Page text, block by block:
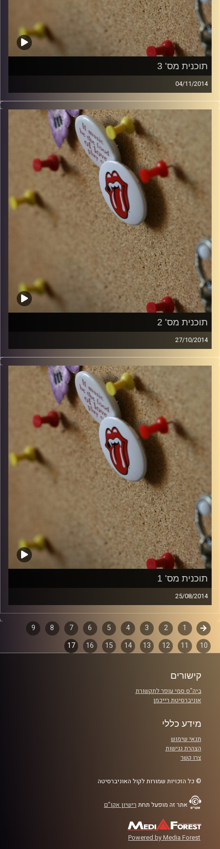
תוכנית מס' 3
04/11/2014
קלאסיקות רוק עם אורן הוף.
włodi
תוכנית מס' 2
27/10/2014
קלאסיקות רוק עם אורן הוף.
włodi
תוכנית מס' 1
25/08/2014
קלאסיקות רוק עם אורן הוף.
קרדיט תמונות:włodi
דפדוף
פרקים
קודם 1
2
3
4
5
6
7
8
9
10
11
12
13
14
15
16
17
קישורים
ביה"ס סמי עופר לתקשורת
אוניברסיטת רייכמן
מידע כללי
תנאי שימוש
הצהרת נגישות
צרו קשר
© כל הזכויות שמורות לקול האוניברסיטה
אתר זה מופעל תחת רישיון אקו"ם
Powered by Media Forest